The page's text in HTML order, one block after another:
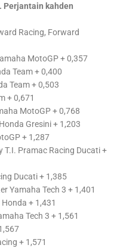
Perjantain kahden
Racing, Forward
MotoGP + 0,357
Team + 0,400
Team + 0,503
+ 0,671
MotoGP + 0,768
Gresini + 1,203
+ 1,287
T.I. Pramac Racing Ducati +
Ducati + 1,385
Yamaha Tech 3 + 1,401
+ 1,431
Tech 3 + 1,561
+ 1,571